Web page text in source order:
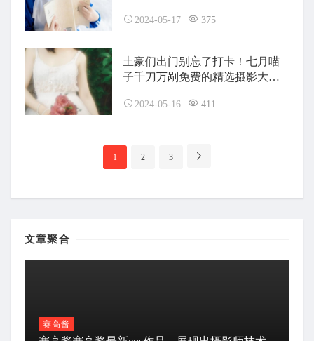
2024-05-17 375
土豪们出门别忘了打卡！七月喵
子千刀万剐免费的精选摄影大全
2024-05-16 411
航
1 2 3
文章聚合
赛高酱